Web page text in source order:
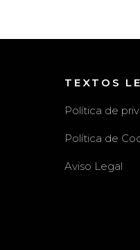
TEXTOS
Política de
Política de
Aviso Legal